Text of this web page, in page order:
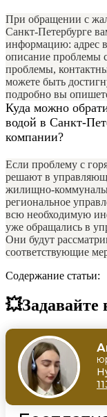
При обращении с
Санкт-Петербурге
информацию: адрес
описание проблемы
проблемы,
можете быть
подробно вы
Куда можно
водой в Санкт-
компании?
Если проблему с
решают в
жилищно-
региональное
всю необходимую
уже обращались в
Они будут
соответствующие
Содержание статьи: